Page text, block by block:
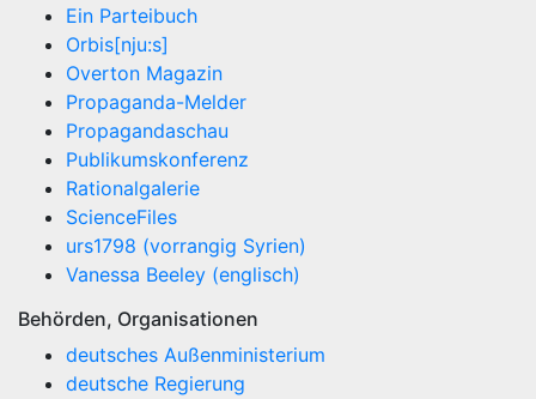
Ein Parteibuch
Orbis[nju:s]
Overton Magazin
Propaganda-Melder
Propagandaschau
Publikumskonferenz
Rationalgalerie
ScienceFiles
urs1798 (vorrangig Syrien)
Vanessa Beeley (englisch)
Behörden, Organisationen
deutsches Außenministerium
deutsche Regierung